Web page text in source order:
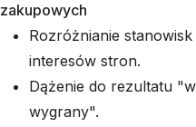
zakupowych
Rozróżnianie stanowisk
interesów stron.
Dążenie do rezultatu
wygrany".